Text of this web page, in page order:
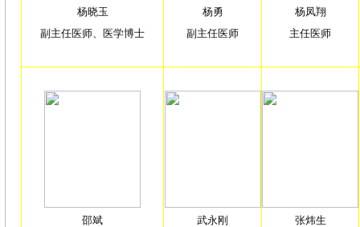
杨晓玉
副主任医师、医学博士
杨勇
副主任医师
杨凤翔
主任医师
邵斌
武永刚
张炜生